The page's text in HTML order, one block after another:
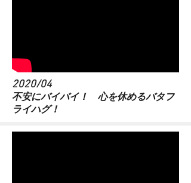
2020/04
​不安にバイバイ！ 心を休めるバタフ
ライハグ！